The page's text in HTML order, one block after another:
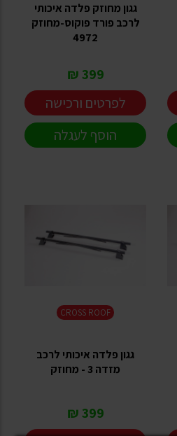
גגון מחוזק פלדה איכותי
לרכב פורד פוקוס-מחוזק
4972
399 ₪
לפרטים ורכישה
הוסף לעגלה
CROSS ROOF
גגון פלדה איכותי לרכב
מזדה 3 - מחוזק
399 ₪